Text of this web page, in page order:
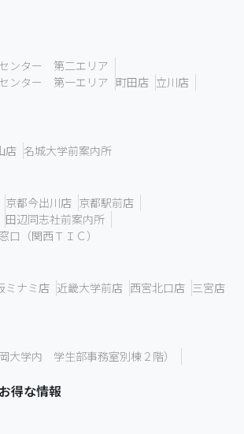
ンター 第二エリア
ンター 第一エリア 町田店 立川店
店 名城大学前案内所
京都今出川店 京都駅前店
田辺同志社前案内所
口（関西ＴＩＣ）
ミナミ店 近畿大学前店 西宮北口店 三宮店
学内 学生部事務室別棟２階）
得な情報